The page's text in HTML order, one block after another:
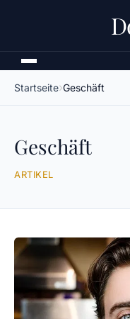
Startseite Geschäft
Geschäft
ARTIKEL